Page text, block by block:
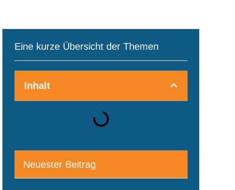
Eine kurze Übersicht der Themen
Inhalt
Neuester Beitrag